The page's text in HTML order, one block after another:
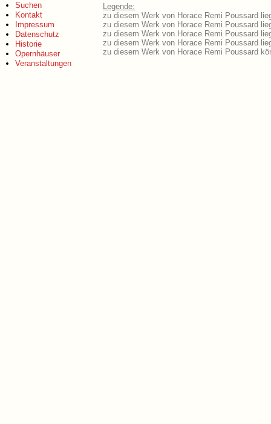
Suchen
Kontakt
Impressum
Datenschutz
Historie
Opernhäuser
Veranstaltungen
Legende:
zu diesem Werk von Horace Remi Poussard
zu diesem Werk von Horace Remi Poussard
zu diesem Werk von Horace Remi Poussard
zu diesem Werk von Horace Remi Poussard
zu diesem Werk von Horace Remi Poussard